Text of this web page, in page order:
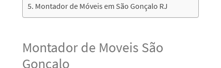
Montador de Móveis em São Gonçalo RJ
Montador de Moveis São
Gonçalo